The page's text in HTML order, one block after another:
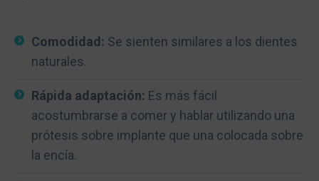
Comodidad: Se sienten similares a los dientes
naturales.
Rápida adaptación: Es más fácil
acostumbrarse a comer y hablar utilizando una
prótesis sobre implante que una colocada sobre
la encía.